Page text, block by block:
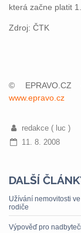
která začne platit
Zdroj: ČTK
©
www.epravo.cz
redakce ( luc )
11. 8. 2008
DALŠÍ
Užívání nemovitosti
rodiče
Výpověď pro